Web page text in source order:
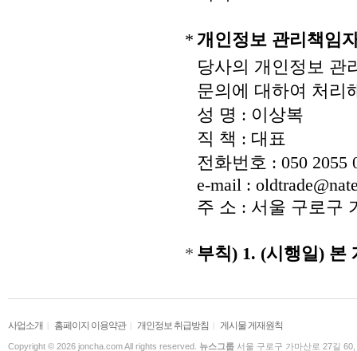
* 개인정보 관리책임
당사의 개인정보 관
문의에 대하여 처리
성 명 : 이상복
직 책 : 대표
전화번호 : 050 2055
e-mail :
주 소 : 서울 구로구
* 부칙) 1. (시행일) 본
사업소개 | 홈페이지 이용약관| 개인정보 취급방침 | 게시물 게재원칙
Copyright © 2026 joncha.com All rights reserved. 뉴스그룹 서울 구로구 가마산로 27길